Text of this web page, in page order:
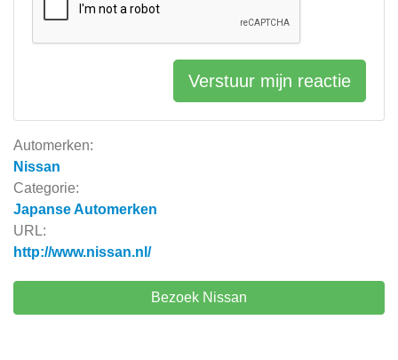
Automerken:
Nissan
Categorie:
Japanse Automerken
URL:
http://www.nissan.nl/
Bezoek Nissan
Verstuur mijn reactie